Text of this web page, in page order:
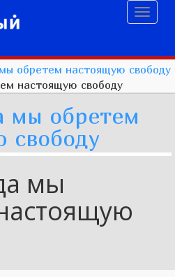
обретем настоящую свободу
настоящую свободу
мы обретем
свободу
мы